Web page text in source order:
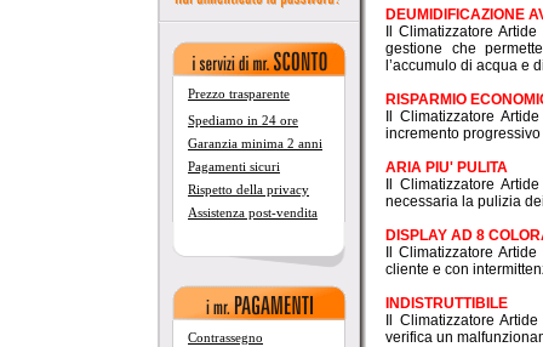
Prezzo trasparente
Spediamo in 24 ore
Garanzia minima 2 anni
Pagamenti sicuri
Rispetto della privacy
Assistenza post-vendita
Contrassegno
DEUMIDIFICAZIONE
Il Climatizzatore
gestione che
l’accumulo di acqua e
RISPARMIO
Il Climatizzatore
incremento
ARIA PIU' PULITA
Il Climatizzatore
necessaria la pulizia
DISPLAY AD 8
Il Climatizzatore
cliente e con
INDISTRUTTIBILE
Il Climatizzatore
verifica un